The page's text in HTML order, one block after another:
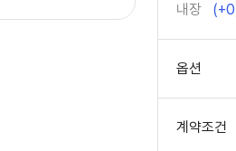
내장
(+0
옵션
계약조건